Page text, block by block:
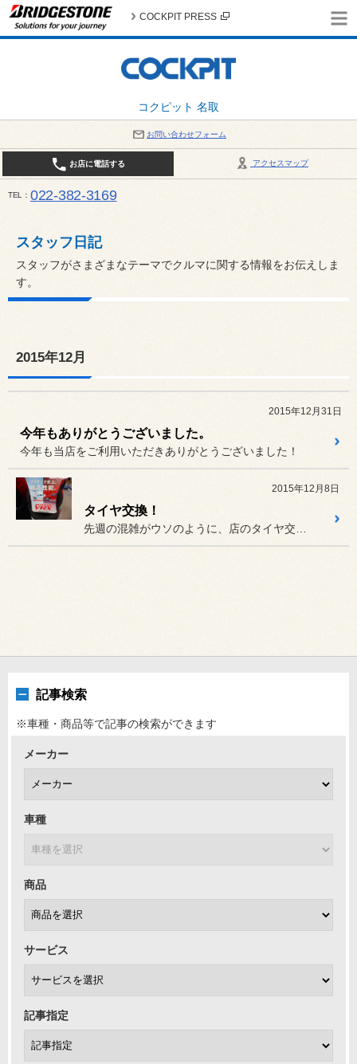
コクピット 名取
COCKPIT PRESS
お問い合わせフォーム
アクセスマップ
お店に電話する
TEL 022-382-3169
スタッフ日記
スタッフがさまざまなテーマでクルマに関する情報をお伝えしま
す。
2015年12月
2015年12月31日
今年もありがとうございました。
今年も当店をご利用いただきありがとうございました！
2015年12月8日
タイヤ交換！
記事検索
※車種・商品等で記事の検索ができます
メーカー
車種
商品
サービス
記事指定